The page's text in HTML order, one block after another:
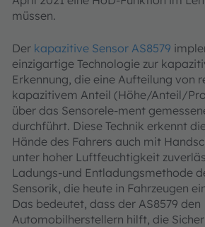
müssen.
Der kapazitive Sensor AS8579
einzigartige Technologie zur
Erkennung, die eine Aufteilung von
kapazitivem Anteil (Höhe/Anteil/
über das Sensorele-ment
durchführt. Diese Technik erkennt
Hände des Fahrers auch mit
unter hoher Luftfeuchtigkeit
Ladungs-und Entladungsmethode
Sensorik, die heute in Fahrzeugen
Das bedeutet, dass der AS8579 den
Automobilherstellern hilft, die